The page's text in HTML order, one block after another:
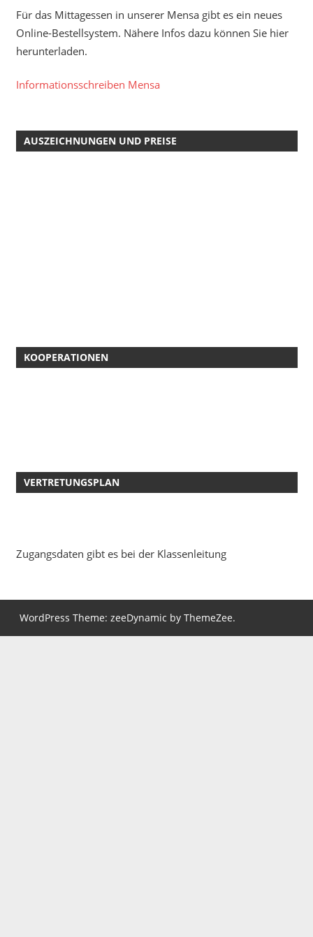
Für das Mittagessen in unserer Mensa gibt es ein neues
Online-Bestellsystem. Nähere Infos dazu können Sie hier
herunterladen.
Informationsschreiben Mensa
AUSZEICHNUNGEN UND PREISE
KOOPERATIONEN
VERTRETUNGSPLAN
Zugangsdaten gibt es bei der Klassenleitung
WordPress Theme: zeeDynamic by ThemeZee.